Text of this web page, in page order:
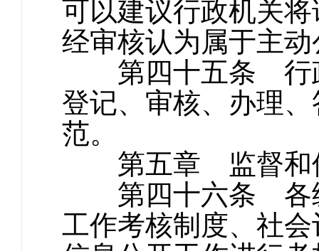
可以建议行政机关
经审核认为属于主
第四十五条 行政
登记、审核、办理
范。
第五章 监督和
第四十六条 各级
工作考核制度、社